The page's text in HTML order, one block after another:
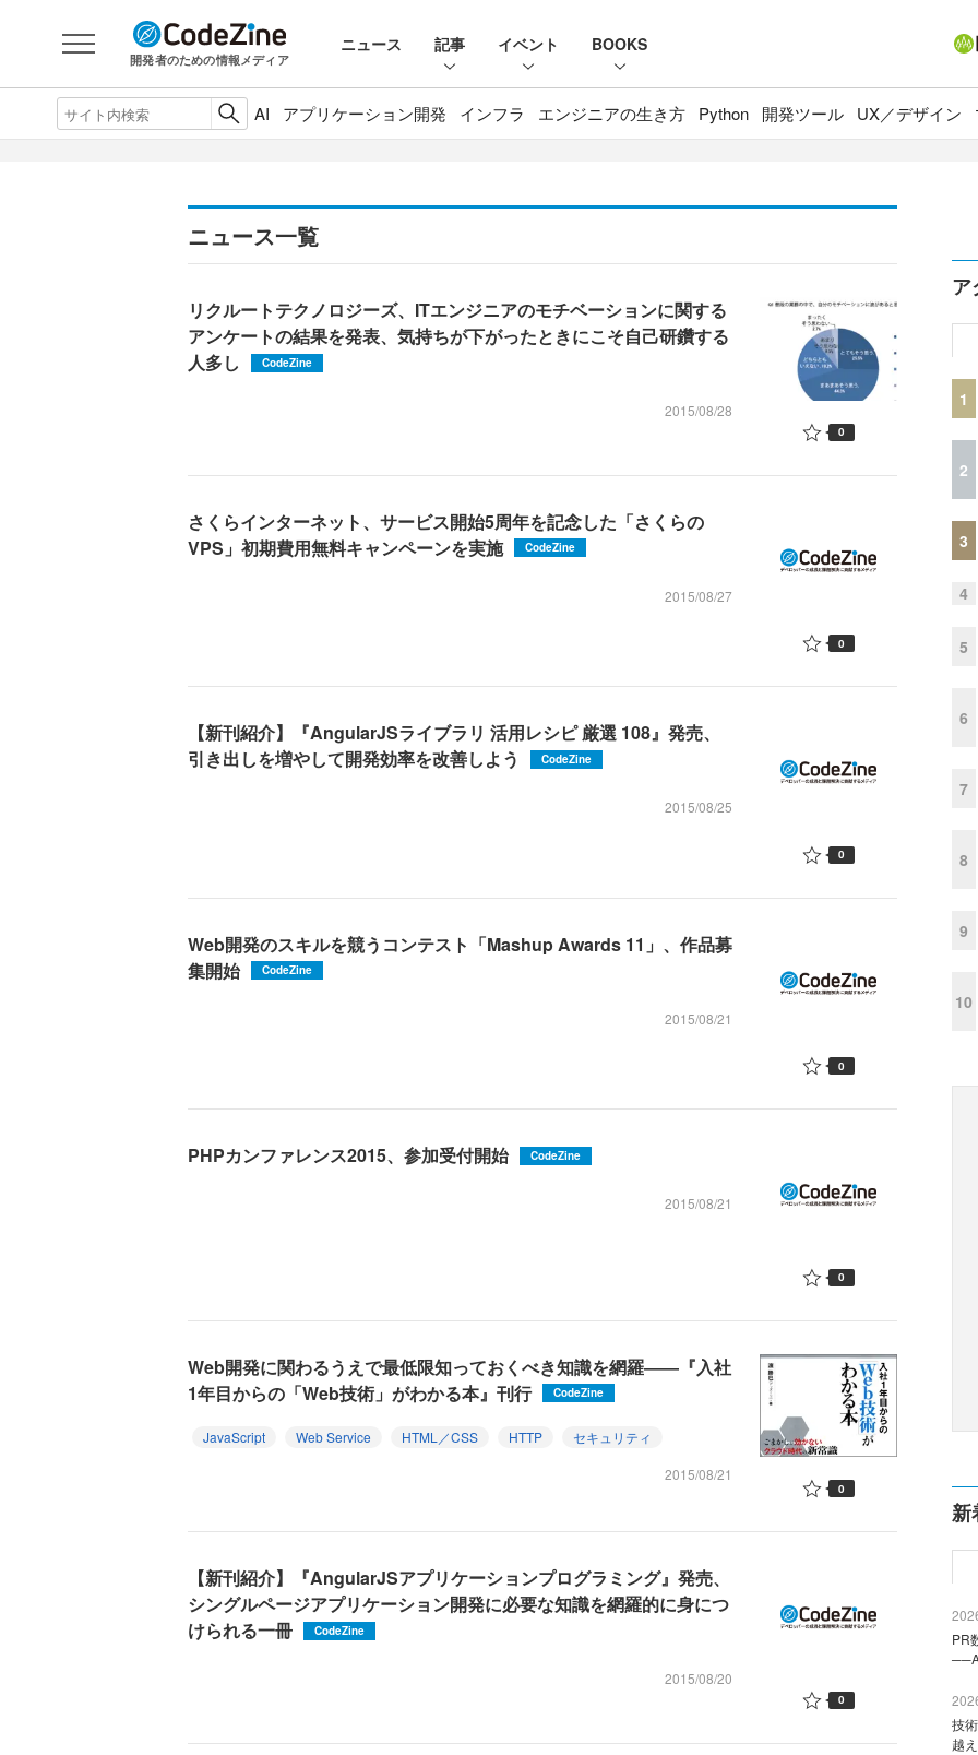
開発者のための情報メディア
ニュース 記事 イベント BOOKS
AI アプリケーション開発 インフラ エンジニアの生き方 Python 開発ツール UX／デザイン
ニュース一覧
リクルートテクノロジーズ、ITエンジニアのモチベーションに関する
アンケートの結果を発表、気持ちが下がったときにこそ自己研鑽する
人多し
CodeZine
2015/08/28
0
さくらインターネット、サービス開始5周年を記念した「さくらの
VPS」初期費用無料キャンペーンを実施
CodeZine
2015/08/27
0
【新刊紹介】『AngularJSライブラリ 活用レシピ 厳選 108』発売、
引き出しを増やして開発効率を改善しよう
CodeZine
2015/08/25
0
Web開発のスキルを競うコンテスト「Mashup Awards 11」、作品募
集開始
CodeZine
2015/08/21
0
PHPカンファレンス2015、参加受付開始 CodeZine
2015/08/21
0
Web開発に関わるうえで最低限知っておくべき知識を網羅――『入社
1年目からの「Web技術」がわかる本』刊行
CodeZine
JavaScript Web Service HTML／CSS HTTP
セキュリティ
2015/08/21
0
【新刊紹介】『AngularJSアプリケーションプログラミング』発売、
シングルページアプリケーション開発に必要な知識を網羅的に身につ
けられる一冊
CodeZine
2015/08/20
0
ア
1
2
3
4
5
6
7
8
9
10
新
PR
技
越